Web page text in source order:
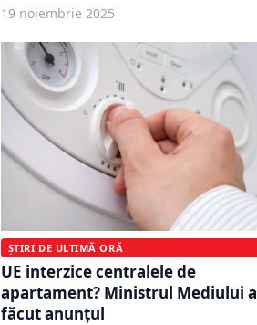
19 noiembrie 2025
ȘTIRI DE ULTIMĂ ORĂ
UE interzice centralele de
apartament? Ministrul Mediului a
făcut anunțul